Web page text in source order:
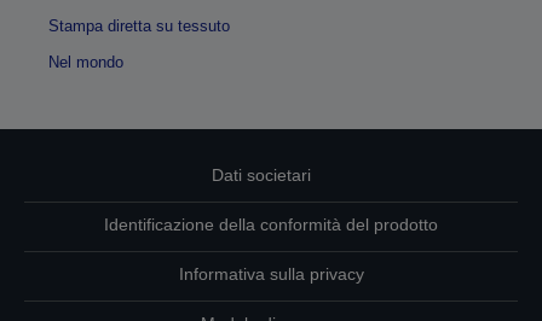
Stampa diretta su tessuto
Nel mondo
Dati societari
Identificazione della conformità del prodotto
Informativa sulla privacy